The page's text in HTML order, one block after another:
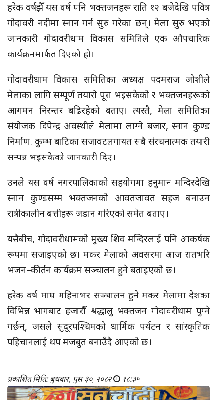
हरेक वर्षझैँ यस वर्ष पनि भक्तजनहरू राति १२ बजेदेखि पवित्र
गोदावरी नदीमा स्नान गर्न सुरु गरेका छन्। मेला सुरु भएको
जानकारी गोदावरीधाम विकास समितिले एक औपचारिक
कार्यक्रममार्फत दिएको हो।
गोदावरीधाम विकास समितिका अध्यक्ष पदमराज जोशीले
मेलाका लागि सम्पूर्ण तयारी पूरा भइसकेको र भक्तजनहरूको
आगमन निरन्तर बढिरहेको बताए। त्यस्तै, मेला समितिका
संयोजक दिपेन्द्र अवस्थीले मेलामा लाग्ने बजार, स्नान कुण्ड
निर्माण, कुम्भ बाटिका सजावटलगायत सबै संरचनात्मक तयारी
सम्पन्न भइसकेको जानकारी दिए।
उनले यस वर्ष नगरपालिकाको सहयोगमा हनुमान मन्दिरदेखि
स्नान कुण्डसम्म भक्तजनको आवतजावत सहज बनाउन
रात्रीकालीन बत्तीहरू जडान गरिएको समेत बताए।
यसैबीच, गोदावरीधामको मुख्य शिव मन्दिरलाई पनि आकर्षक
रूपमा सजाइएको छ। मकर मेलाको अवसरमा आज रातभरि
भजन–कीर्तन कार्यक्रम सञ्चालन हुने बताइएको छ।
हरेक वर्ष माघ महिनाभर सञ्चालन हुने मकर मेलामा देशका
विभिन्न भागबाट हजारौँ श्रद्धालु भक्तजन गोदावरीधाम पुग्ने
गर्छन्, जसले सुदूरपश्चिमको धार्मिक पर्यटन र सांस्कृतिक
पहिचानलाई थप मजबुत बनाउँदै आएको छ।
प्रकाशित मिति: बुधबार, पुस ३०, २०८२ १८:३५